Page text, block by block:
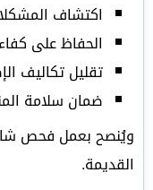
اكتشاف
الحفاظ على
تقليل تكاليف
ضمان سلامة
ويُنصح بعمل فحص
القديمة.